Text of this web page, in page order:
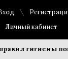
Личный кабинет
гигиены